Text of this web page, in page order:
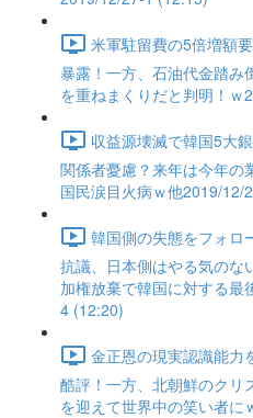
米軍駐留費の5倍増額
暴露！一方、石油代金踏み
を重ねまくりだと判明！
収益源壊滅で韓国5大
関係者憂慮？来年は今年の
国民涙目火病ｗ他2019/12/
韓国側の失態をフォロ
抗議、日本側はやる気のな
加権放棄で韓国に対する
4 (12:20)
金正恩の現実認識能力
酷評！一方、北朝鮮のクリ
を迎えて世界中の笑い者